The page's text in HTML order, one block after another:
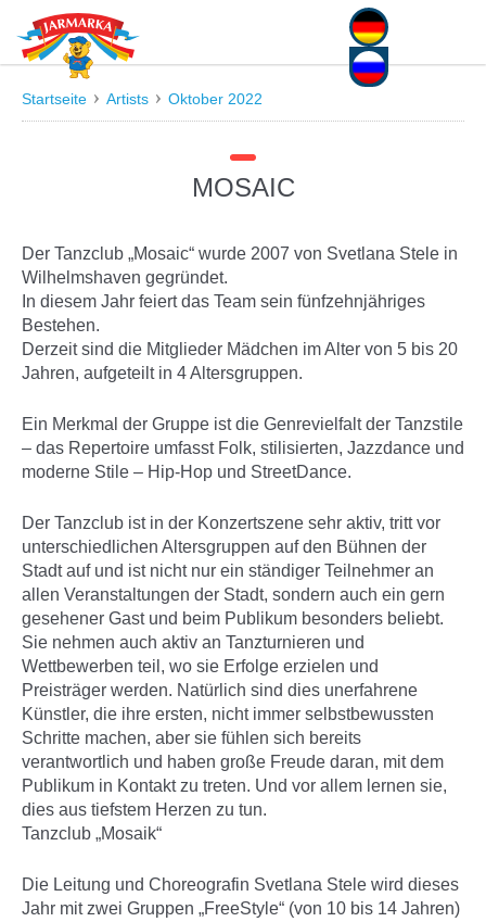
Русский
Startseite Artists Oktober 2022
MOSAIC
Der Tanzclub „Mosaic“ wurde 2007 von Svetlana Stele in
Wilhelmshaven gegründet.
In diesem Jahr feiert das Team sein fünfzehnjähriges
Bestehen.
Derzeit sind die Mitglieder Mädchen im Alter von 5 bis 20
Jahren, aufgeteilt in 4 Altersgruppen.
Ein Merkmal der Gruppe ist die Genrevielfalt der Tanzstile
– das Repertoire umfasst Folk, stilisierten, Jazzdance und
moderne Stile – Hip-Hop und StreetDance.
Der Tanzclub ist in der Konzertszene sehr aktiv, tritt vor
unterschiedlichen Altersgruppen auf den Bühnen der
Stadt auf und ist nicht nur ein ständiger Teilnehmer an
allen Veranstaltungen der Stadt, sondern auch ein gern
gesehener Gast und beim Publikum besonders beliebt.
Sie nehmen auch aktiv an Tanzturnieren und
Wettbewerben teil, wo sie Erfolge erzielen und
Preisträger werden. Natürlich sind dies unerfahrene
Künstler, die ihre ersten, nicht immer selbstbewussten
Schritte machen, aber sie fühlen sich bereits
verantwortlich und haben große Freude daran, mit dem
Publikum in Kontakt zu treten. Und vor allem lernen sie,
dies aus tiefstem Herzen zu tun.
Tanzclub „Mosaik“
Die Leitung und Choreografin Svetlana Stele wird dieses
Jahr mit zwei Gruppen „FreeStyle“ (von 10 bis 14 Jahren)